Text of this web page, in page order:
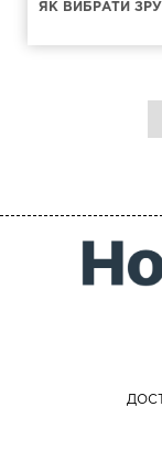
ЯК ВИБРАТИ